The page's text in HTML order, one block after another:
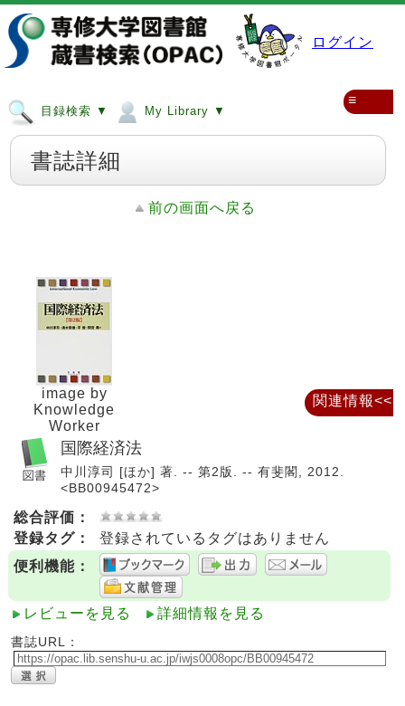
ログイン
目録検索 ▼ My Library ▼
≡
書誌詳細
前の画面へ戻る
image by
Knowledge
Worker
国際経済法
中川淳司 [ほか] 著. -- 第2版. -- 有斐閣, 2012.
<BB00945472>
総合評価：
登録タグ：
登録されているタグはありません
便利機能：
レビューを見る 詳細情報を見る
書誌URL：
関連情報<<